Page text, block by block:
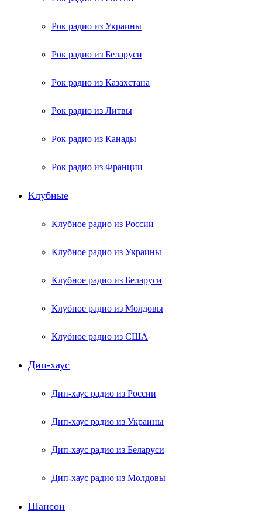
Рок радио из Украины
Рок радио из Беларуси
Рок радио из Казахстана
Рок радио из Литвы
Рок радио из Канады
Рок радио из Франции
Клубные
Клубное радио из России
Клубное радио из Украины
Клубное радио из Беларуси
Клубное радио из Молдовы
Клубное радио из США
Дип-хаус
Дип-хаус радио из России
Дип-хаус радио из Украины
Дип-хаус радио из Беларуси
Дип-хаус радио из Молдовы
Шансон